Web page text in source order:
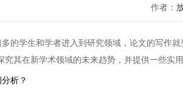
作者：
的学生和学者进入到研究领域，论文的写作
究其在新学术领域的未来趋势，并提供一些实用
析？